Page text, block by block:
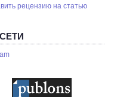
рецензию на статью